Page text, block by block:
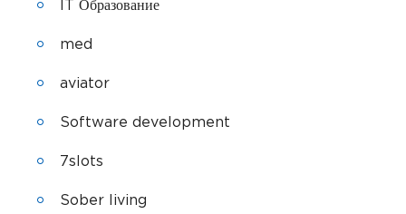
IT Образование
med
aviator
Software development
7slots
Sober living